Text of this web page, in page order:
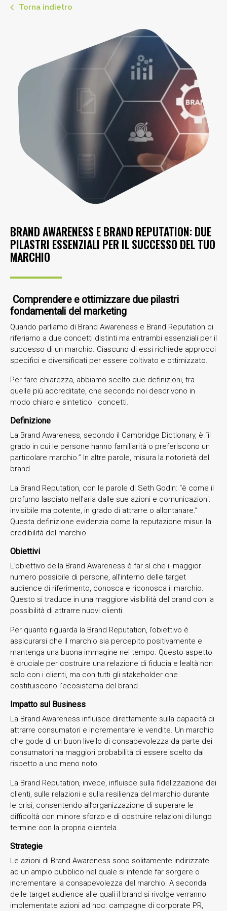
Torna indietro
BRAND AWARENESS E BRAND REPUTATION: DUE
PILASTRI ESSENZIALI PER IL SUCCESSO DEL TUO
MARCHIO
Comprendere e ottimizzare due pilastri
fondamentali del marketing
Quando parliamo di Brand Awareness e Brand Reputation ci
riferiamo a due concetti distinti ma entrambi essenziali per il
successo di un marchio. Ciascuno di essi richiede approcci
specifici e diversificati per essere coltivato e ottimizzato.
Per fare chiarezza, abbiamo scelto due definizioni, tra
quelle più accreditate, che secondo noi descrivono in
modo chiaro e sintetico i concetti.
Definizione
La Brand Awareness, secondo il Cambridge Dictionary, è “il
grado in cui le persone hanno familiarità o preferiscono un
particolare marchio.” In altre parole, misura la notorietà del
brand.
La Brand Reputation, con le parole di Seth Godin: “è come il
profumo lasciato nell’aria dalle sue azioni e comunicazioni:
invisibile ma potente, in grado di attrarre o allontanare.”
Questa definizione evidenzia come la reputazione misuri la
credibilità del marchio.
Obiettivi
L’obiettivo della Brand Awareness è far sì che il maggior
numero possibile di persone, all’interno delle target
audience di riferimento, conosca e riconosca il marchio.
Questo si traduce in una maggiore visibilità del brand con la
possibilità di attrarre nuovi clienti.
Per quanto riguarda la Brand Reputation, l’obiettivo è
assicurarsi che il marchio sia percepito positivamente e
mantenga una buona immagine nel tempo. Questo aspetto
è cruciale per costruire una relazione di fiducia e lealtà non
solo con i clienti, ma con tutti gli stakeholder che
costituiscono l’ecosistema del brand.
Impatto sul Business
La Brand Awareness influisce direttamente sulla capacità di
attrarre consumatori e incrementare le vendite. Un marchio
che gode di un buon livello di consapevolezza da parte dei
consumatori ha maggiori probabilità di essere scelto dai
rispetto a uno meno noto.
La Brand Reputation, invece, influisce sulla fidelizzazione dei
clienti, sulle relazioni e sulla resilienza del marchio durante
le crisi, consentendo all’organizzazione di superare le
difficoltà con minore sforzo e di costruire relazioni di lungo
termine con la propria clientela.
Strategie
Le azioni di Brand Awareness sono solitamente indirizzate
ad un ampio pubblico nel quale si intende far sorgere o
incrementare la consapevolezza del marchio. A seconda
delle target audience alle quali il brand si rivolge verranno
implementate azioni ad hoc: campagne di corporate PR,